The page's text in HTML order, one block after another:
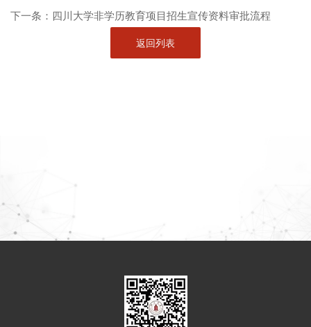
下一条： 四川大学非学历教育项目招生宣传资料审批流程
返回列表